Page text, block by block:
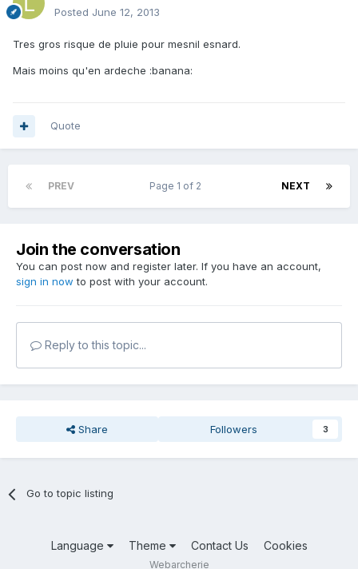
Posted June 12, 2013
Tres gros risque de pluie pour mesnil esnard.
Mais moins qu'en ardeche :banana:
Quote
PREV NEXT
Page 1 of 2
Join the conversation
You can post now and register later. If you have an account,
sign in now to post with your account.
Reply to this topic...
Share Followers 3
Go to topic listing
Language Theme Contact Us Cookies
Webarcherie